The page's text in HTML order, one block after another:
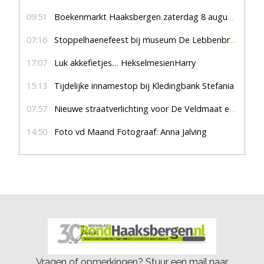
09:51 Boekenmarkt Haaksbergen zaterdag 8 augustus, marktplein Haaksbergen
07:16 Stoppelhaenefeest bij museum De Lebbenbrugge
17:07 Luk akkefietjes… HekselmesienHarry
15:13 Tijdelijke innamestop bij Kledingbank Stefania
07:57 Nieuwe straatverlichting voor De Veldmaat en De Pas
14:50 Foto vd Maand Fotograaf: Anna Jalving
Vragen of opmerkingen? Stuur een mail naar